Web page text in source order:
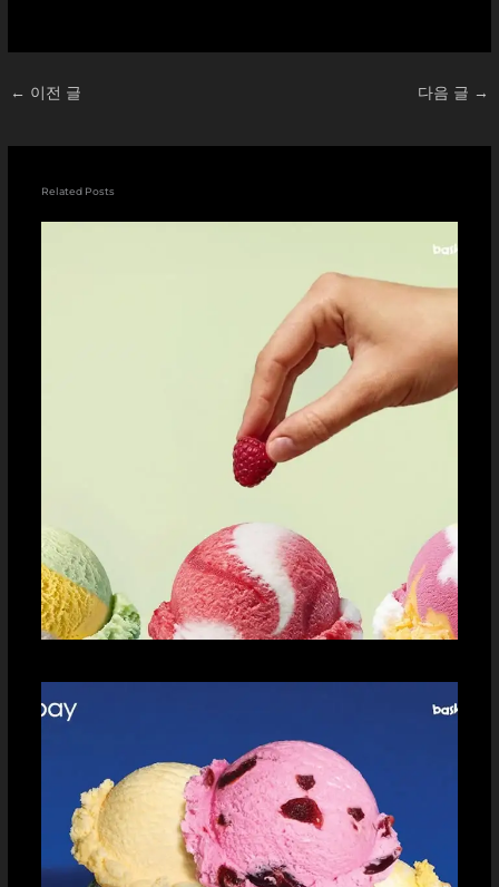
← 이전 글 다음 글 →
Related Posts